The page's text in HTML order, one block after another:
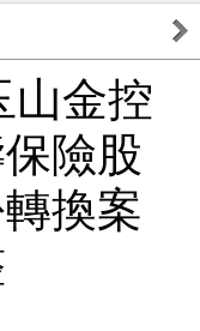
山金控
險股
換案